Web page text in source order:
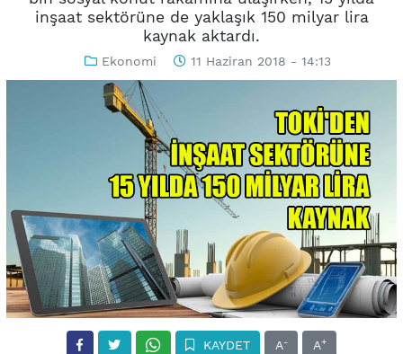
inşaat sektörüne de yaklaşık 150 milyar lira
kaynak aktardı.
Ekonomi 11 Haziran 2018 - 14:13
KAYDET A- A+